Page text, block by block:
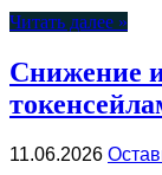
Читать далее »
Снижение
11.06.2026